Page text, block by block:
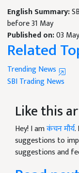
English Summary:
before 31 May
Published on:03
Related
Trending News
SBITrading News
Like this
Hey! I amकंचन मौर्य.
suggestions to
suggestions and